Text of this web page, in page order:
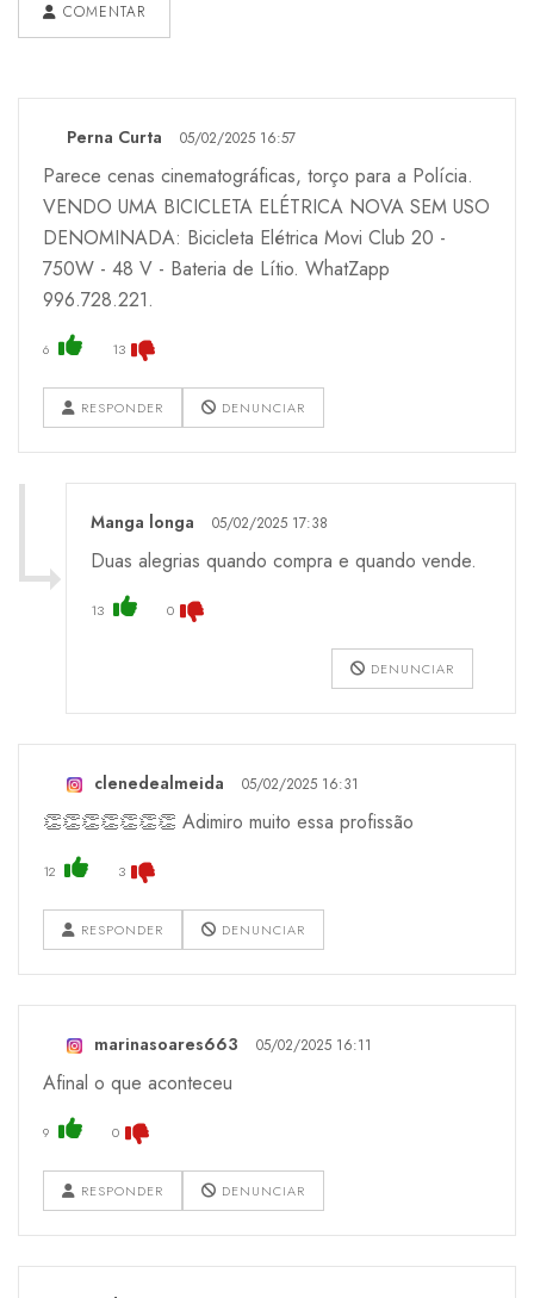
COMENTAR
Perna Curta 05/02/2025 16:57
Parece cenas cinematográficas, torço para a Polícia.
VENDO UMA BICICLETA ELÉTRICA NOVA SEM USO
DENOMINADA: Bicicleta Elétrica Movi Club 20 -
750W - 48 V - Bateria de Lítio. WhatZapp
996.728.221.
6 13
RESPONDER DENUNCIAR
Manga longa 05/02/2025 17:38
Duas alegrias quando compra e quando vende.
13 0
DENUNCIAR
clenedealmeida 05/02/2025 16:31
👏👏👏👏👏👏👏 Adimiro muito essa profissão
12 3
RESPONDER DENUNCIAR
marinasoares663 05/02/2025 16:11
Afinal o que aconteceu
9 0
RESPONDER DENUNCIAR